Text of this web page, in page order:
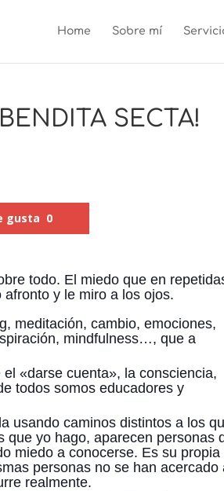
Home Sobre mí
SECTA!
gusta 0
todo. El miedo que en
y le miro a los ojos.
meditación, cambio, emociones,
mindfulness…, que a
«darse cuenta», la consciencia,
todos somos educadores y
usando caminos distintos a los
que yo hago, aparecen personas
miedo a conocerse. Es su propia
personas no se han acercado
realmente.